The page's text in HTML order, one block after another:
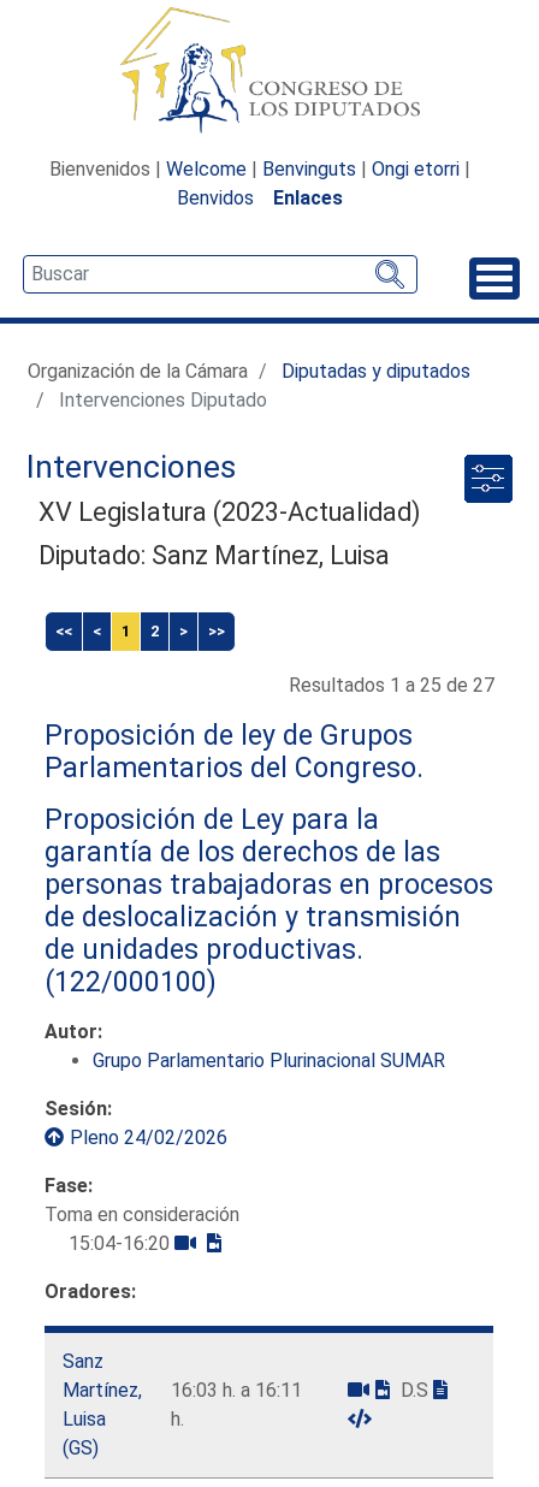
Bienvenidos | Welcome | Benvinguts | Ongi etorri |
Benvidos
Enlaces
Organización de la Cámara
Diputadas y diputados
Intervenciones Diputado
Intervenciones
XV Legislatura (2023-Actualidad)
Diputado: Sanz Martínez, Luisa
<< < 1 2 > >>
Resultados 1 a 25 de 27
Proposición de ley de Grupos
Parlamentarios del Congreso.
Proposición de Ley para la
garantía de los derechos de las
personas trabajadoras en procesos
de deslocalización y transmisión
de unidades productivas.
(122/000100)
Autor:
Grupo Parlamentario Plurinacional SUMAR
Sesión:
Pleno 24/02/2026
Fase:
Toma en consideración
15:04-16:20
Oradores:
Sanz
Martínez,
Luisa
(GS)
16:03 h. a 16:11
h.
D.S